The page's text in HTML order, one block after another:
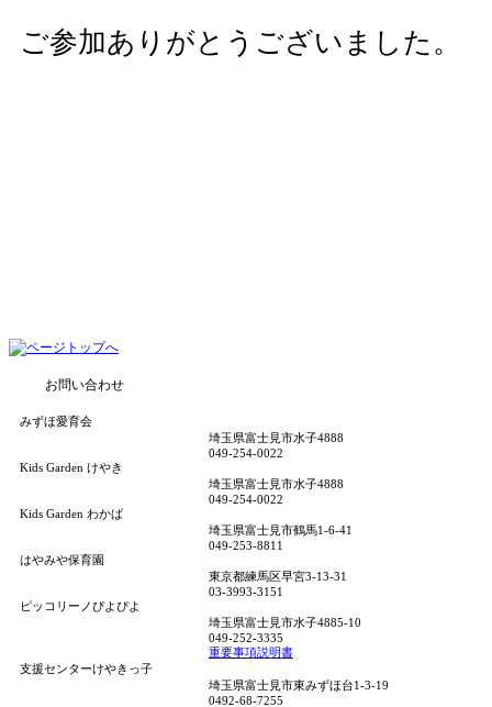
ご参加ありがとうございました。
お問い合わせ
みずほ愛育会
埼玉県富士見市水子4888
049-254-0022
Kids Garden けやき
埼玉県富士見市水子4888
049-254-0022
Kids Garden わかば
埼玉県富士見市鶴馬1-6-41
049-253-8811
はやみや保育園
東京都練馬区早宮3-13-31
03-3993-3151
ピッコリーノぴよぴよ
埼玉県富士見市水子4885-10
049-252-3335
重要事項説明書
支援センターけやきっ子
埼玉県富士見市東みずほ台1-3-19
0492-68-7255